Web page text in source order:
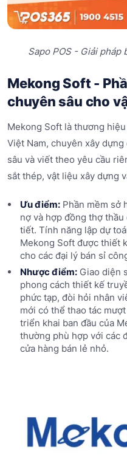
Sapo POS - Giải pháp
Mekong Soft -
chuyên sâu cho
Mekong Soft là thương
Việt Nam, chuyên xây
sâu và viết theo yêu cầu
sắt thép, vật liệu xây dựng
Ưu điểm:Phần mềm sở
nợ và hợp đồng thợ
tiết. Tính năng lập dự
Mekong Soft được thiết
cho các đại lý bán sỉ
Nhược điểm:Giao diện
phong cách thiết kế
phức tạp, đòi hỏi nhân
mới có thể thao tác
triển khai ban đầu của
thường phù hợp với các
cửa hàng bán lẻ nhỏ.